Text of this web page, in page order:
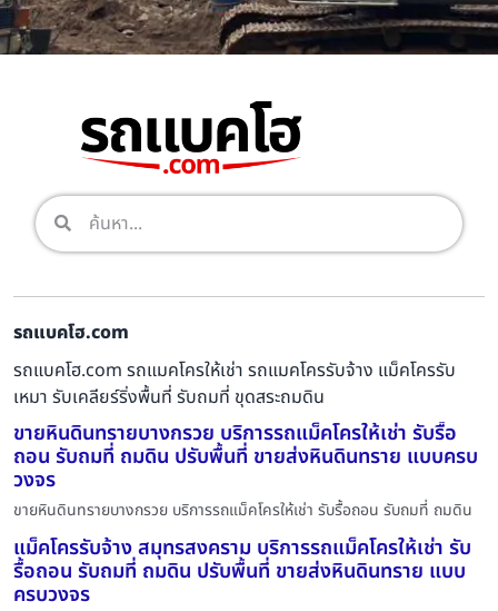
รถแบคโฮ.com
รถแบคโฮ.com รถแมคโครให้เช่า รถแมคโครรับจ้าง แม็คโครรับ
เหมา รับเคลียร์ริ่งพื้นที่ รับถมที่ ขุดสระถมดิน
ขายหินดินทรายบางกรวย บริการรถแม็คโครให้เช่า รับรื้อ
ถอน รับถมที่ ถมดิน ปรับพื้นที่ ขายส่งหินดินทราย แบบครบ
วงจร
ขายหินดินทรายบางกรวย บริการรถแม็คโครให้เช่า รับรื้อถอน รับถมที่ ถมดิน
แม็คโครรับจ้าง สมุทรสงคราม บริการรถแม็คโครให้เช่า รับ
รื้อถอน รับถมที่ ถมดิน ปรับพื้นที่ ขายส่งหินดินทราย แบบ
ครบวงจร